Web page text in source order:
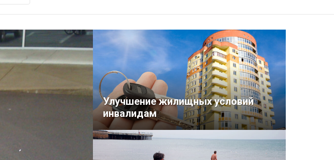
Улучшение жилищных условий
инвалидам